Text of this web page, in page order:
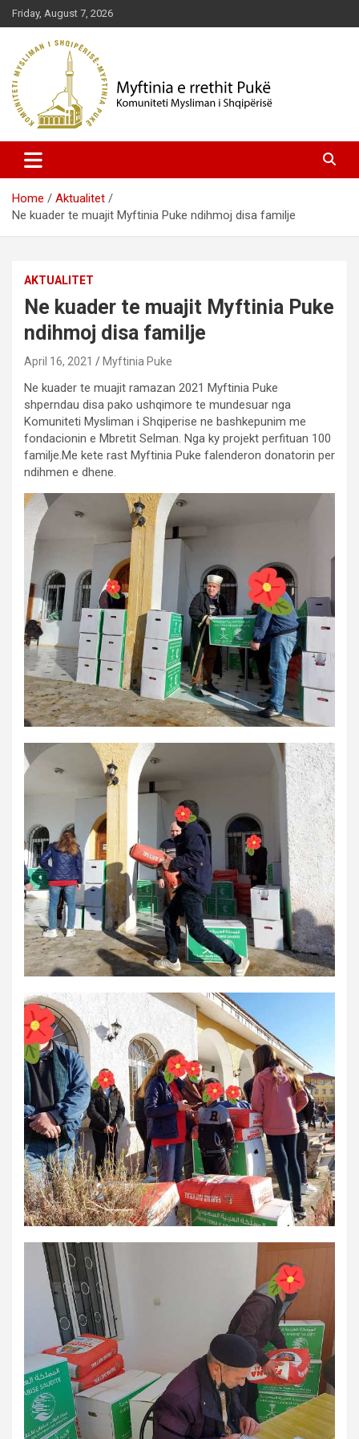
Skip
to
content
Friday, August 7, 2026
Myftinia Pukë | Faqja Zyrtare
Home
Aktualitet
Ne kuader te muajit Myftinia Puke ndihmoj disa familje
AKTUALITET
Ne kuader te muajit Myftinia Puke
ndihmoj disa familje
April 16, 2021 Myftinia Puke
Ne kuader te muajit ramazan 2021 Myftinia Puke
shperndau disa pako ushqimore te mundesuar nga
Komuniteti Mysliman i Shqiperise ne bashkepunim me
fondacionin e Mbretit Selman. Nga ky projekt perfituan 100
familje.Me kete rast Myftinia Puke falenderon donatorin per
ndihmen e dhene.